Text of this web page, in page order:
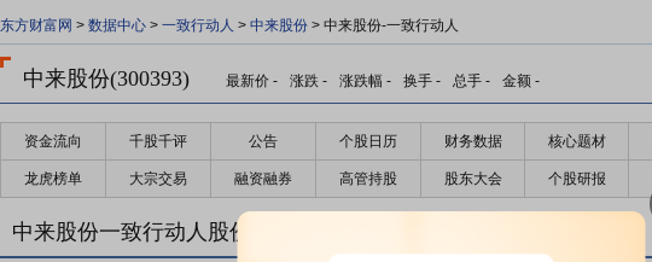
东方财富网 > 数据中心 > 一致行动人 > 中来股份 > 中来股份-一致行动人
中来股份(300393) 最新价 - 涨跌 - 涨跌幅 - 换手 - 总手 - 金额 -
资金流向 千股千评 公告 个股日历 财务数据 核心题材
龙虎榜单 大宗交易 融资融券 高管持股 股东大会 个股研报
中来股份一致行动人股份变化趋势图